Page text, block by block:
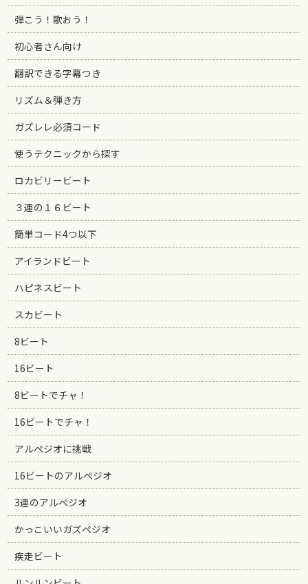
弾こう！歌おう！
初心者さん向け
翻訳できる字幕つき
リズム＆弾き方
ガズレレ必須コード
使うテクニックから探す
ロカビリービート
３連の１６ビート
簡単コード4つ以下
アイランドビート
ハピネスビート
スカビート
8ビート
16ビート
8ビートでチャ！
16ビートでチャ！
アルペジオに挑戦
16ビートのアルペジオ
3連のアルペジオ
かっこいいガズペジオ
疾走ビート